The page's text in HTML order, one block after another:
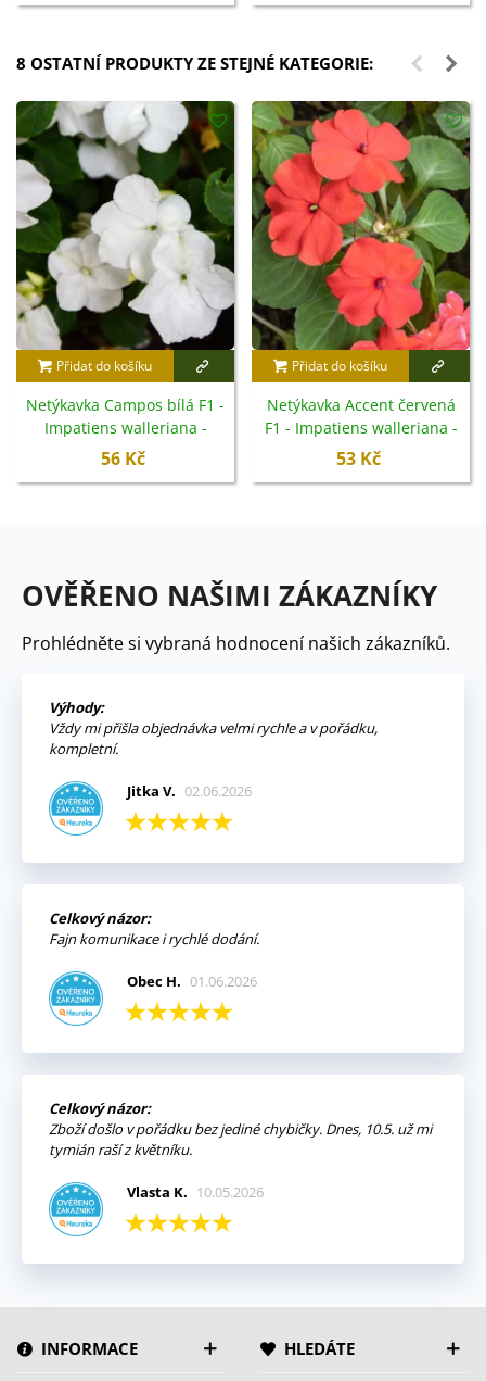
8 OSTATNÍ PRODUKTY ZE STEJNÉ KATEGORIE:
Přidat do košíku
Netýkavka Campos bílá F1 -
Impatiens walleriana -
semena - 20 ks
56 Kč
Přidat do košíku
Netýkavka Accent červená
F1 - Impatiens walleriana -
semena - 20 ks
53 Kč
OVĚŘENO NAŠIMI ZÁKAZNÍKY
Prohlédněte si vybraná hodnocení našich zákazníků.
Výhody:
Vždy mi přišla objednávka velmi rychle a v pořádku,
kompletní.
Jitka V. 02.06.2026
Celkový názor:
Fajn komunikace i rychlé dodání.
Obec H. 01.06.2026
Celkový názor:
Zboží došlo v pořádku bez jediné chybičky. Dnes, 10.5. už mi
tymián raší z květníku.
Vlasta K. 10.05.2026
INFORMACE HLEDÁTE